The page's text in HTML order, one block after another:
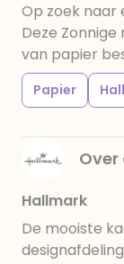
Op zoek naar
Deze
van papier
Papier
Hallmark
De mooiste